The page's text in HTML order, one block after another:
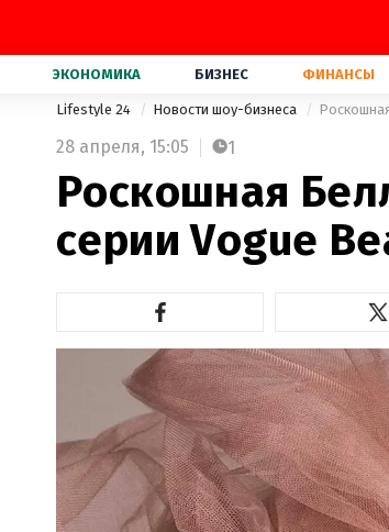
ЭКОНОМИКА БИЗНЕС ФИНАНСЫ
Lifestyle 24 Новости шоу-бизнеса
28 апреля, 15:05 1
Роскошная
серии Vogue